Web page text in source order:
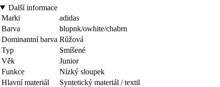
Další informace
Marki
adidas
Barva
blupnk/owhite/chabrn
Dominantní barva Růžová
Typ
Smíšené
Věk
Junior
Funkce
Nízký sloupek
Hlavní materiál
Syntetický materiál / textil